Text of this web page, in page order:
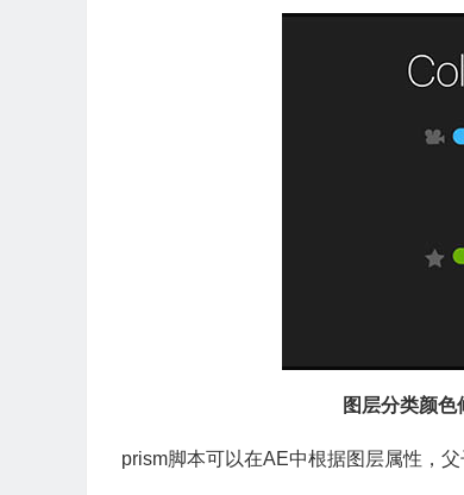
图层分类颜色
prism脚本可以在AE中根据图层属性，